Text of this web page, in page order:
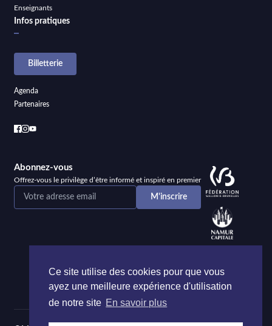
Enseignants
Infos pratiques
Billetterie
Agenda
Partenaires
Abonnez-vous
Offrez-vous le privilège d’être informé et inspiré en premier
Ce site utilise des cookies pour que vous
ayez une meilleure expérience d'utilisation
de notre site En savoir plus